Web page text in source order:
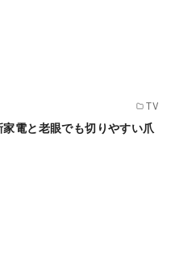
TV
電と老眼でも切りやすい爪